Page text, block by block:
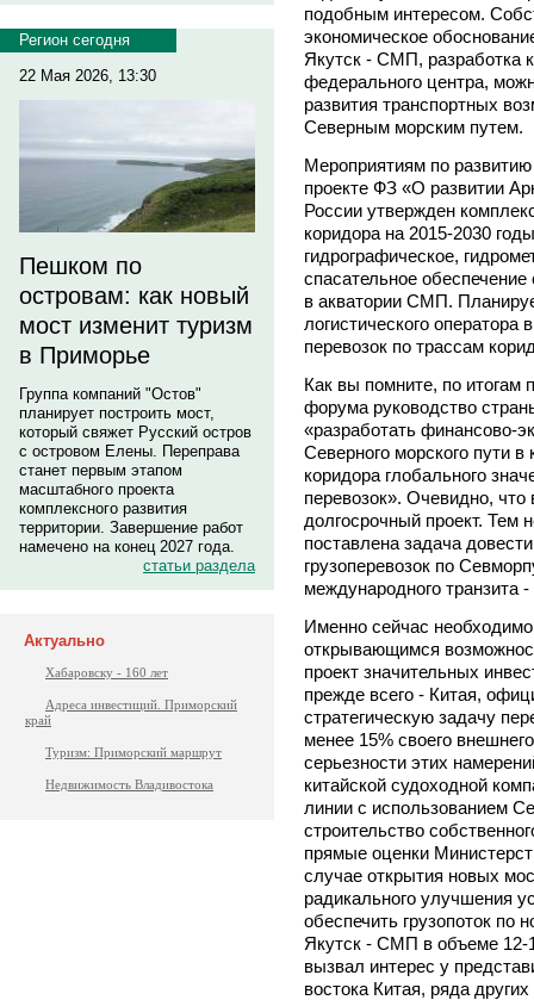
Регион сегодня
22 Мая 2026, 13:30
Пешком по
островам: как новый
мост изменит туризм
в Приморье
Группа компаний "Остов"
планирует построить мост,
который свяжет Русский остров
с островом Елены. Переправа
станет первым этапом
масштабного проекта
комплексного развития
территории. Завершение работ
намечено на конец 2027 года.
статьи раздела
Актуально
Хабаровску - 160 лет
Адреса инвестиций. Приморский
край
Туризм: Приморский маршрут
Недвижимость Владивостока
подобным интересом.
экономическое
Якутск - СМП, разработка
федерального центра,
развития транспортных
Северным морским путем.
Мероприятиям по
проекте ФЗ «О развитии
России утвержден
коридора на 2015-2030
гидрографическое,
спасательное
в акватории СМП.
логистического оператора
перевозок по трассам
Как вы помните, по итогам
форума руководство
«разработать финансово-
Северного морского пути в
коридора глобального
перевозок». Очевидно,
долгосрочный проект. Тем
поставлена задача
грузоперевозок по
международного транзита
Именно сейчас
открывающимся
проект значительных
прежде всего - Китая,
стратегическую задачу
менее 15% своего
серьезности этих
китайской судоходной
линии с использованием
строительство
прямые оценки
случае открытия новых
радикального улучшения
обеспечить грузопоток по
Якутск - СМП в объеме 12-
вызвал интерес у
востока Китая, ряда других